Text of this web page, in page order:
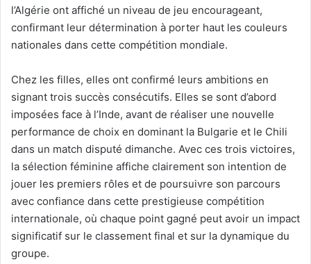
l’Algérie ont affiché un niveau de jeu encourageant,
confirmant leur détermination à porter haut les couleurs
nationales dans cette compétition mondiale.
Chez les filles, elles ont confirmé leurs ambitions en
signant trois succès consécutifs. Elles se sont d’abord
imposées face à l’Inde, avant de réaliser une nouvelle
performance de choix en dominant la Bulgarie et le Chili
dans un match disputé dimanche. Avec ces trois victoires,
la sélection féminine affiche clairement son intention de
jouer les premiers rôles et de poursuivre son parcours
avec confiance dans cette prestigieuse compétition
internationale, où chaque point gagné peut avoir un impact
significatif sur le classement final et sur la dynamique du
groupe.